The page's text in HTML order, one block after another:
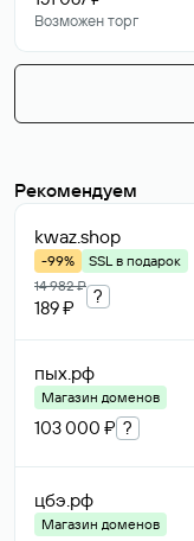
Возможен торг
Рекомендуем
kwaz.shop
-99%
SSL в подарок
14 982 ₽
189 ₽
?
пых.рф
Магазин доменов
103 000 ₽ ?
цбэ.рф
Магазин доменов